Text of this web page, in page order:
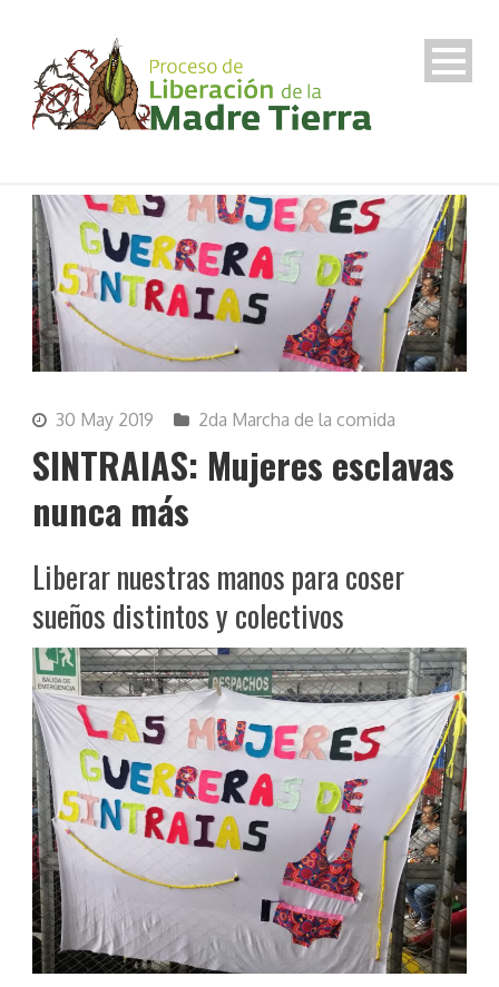
30 May 2019 2da Marcha de la comida
SINTRAIAS: Mujeres esclavas
nunca más
Liberar nuestras manos para coser
sueños distintos y colectivos